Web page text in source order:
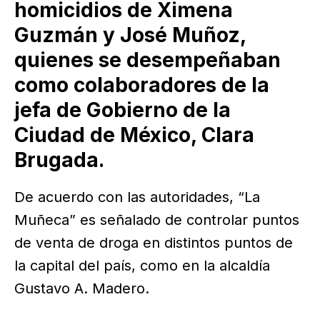
homicidios de Ximena
Guzmán y José Muñoz,
quienes se desempeñaban
como colaboradores de la
jefa de Gobierno de la
Ciudad de México, Clara
Brugada.
De acuerdo con las autoridades, “La
Muñeca” es señalado de controlar puntos
de venta de droga en distintos puntos de
la capital del país, como en la alcaldía
Gustavo A. Madero.